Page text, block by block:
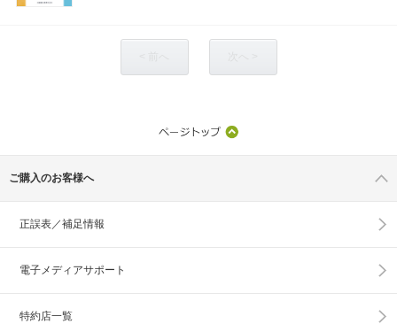
ご購入のお客様へ
正誤表／補足情報
電子メディアサポート
特約店一覧